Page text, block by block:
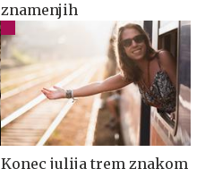
znamenjih
Konec julija trem znakom